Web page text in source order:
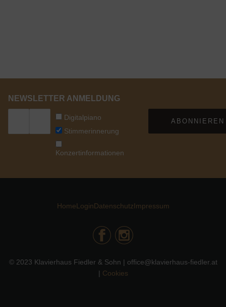
NEWSLETTER ANMELDUNG
Digitalpiano
Stimmerinnerung
Konzertinformationen
ABONNIEREN
HomeLoginDatenschutzImpressum
© 2023 Klavierhaus Fiedler & Sohn | office@klavierhaus-fiedler.at
| Cookies